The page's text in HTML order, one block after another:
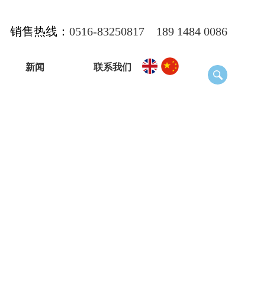
销售热线： 0516-83250817 189 1484 0086
新闻 联系我们